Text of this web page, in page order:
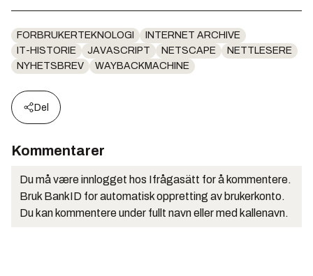
FORBRUKERTEKNOLOGI
INTERNET ARCHIVE
IT-HISTORIE
JAVASCRIPT NETSCAPE
NETTLESERE
NYHETSBREV
WAYBACKMACHINE
Del
Kommentarer
Du må være innlogget hos Ifrågasätt for å kommentere.
Bruk BankID for automatisk oppretting av brukerkonto.
Du kan kommentere under fullt navn eller med kallenavn.